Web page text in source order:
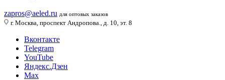
zapros@aeled.ru для оптовых заказов
г. Москва, проспект Андропова., д. 10, эт. 8
Вконтакте
Telegram
YouTube
Яндекс.Дзен
Max